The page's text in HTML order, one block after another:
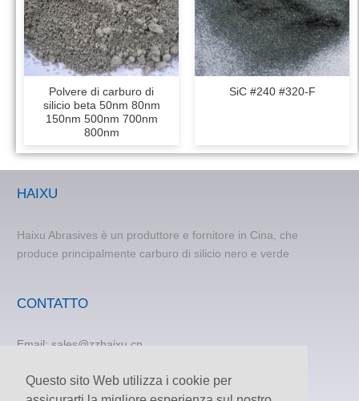
Questo sito Web utilizza i cookie per
Polvere di carburo di
silicio beta 50nm 80nm
150nm 500nm 700nm
800nm
SiC #240 #320-F
HAIXU
Haixu Abrasives è un produttore e fornitore in Cina, che
produce principalmente carburo di silicio nero e verde
CONTATTO
Email: sales@zzhaixu.cn
Telefono:+8615838373120